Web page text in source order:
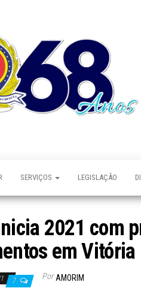
SERVIÇOS LEGISLAÇÃO
2021 com
em Vitória
7 Por AMORIM